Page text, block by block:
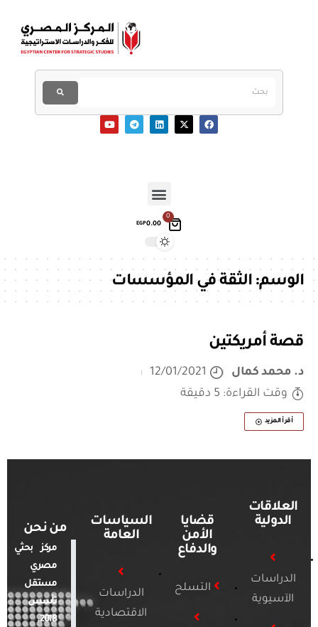
0
EGP0.00
الوسم:الثقة في المؤسسات
قصة أمريكتين
د. محمد كمال
12/01/2021
وقت القراءة: 5 دقيقة
أقرأ المزيد
العلاقات
الدولية
الدراسات
الآسيوية
قضايا
الأمن
والدفاع
التسلح
السياسات
العامة
الدراسات
الاقتصادية
من نحن
مركز بحثي
مصري
مستقل
تأسس
2018.